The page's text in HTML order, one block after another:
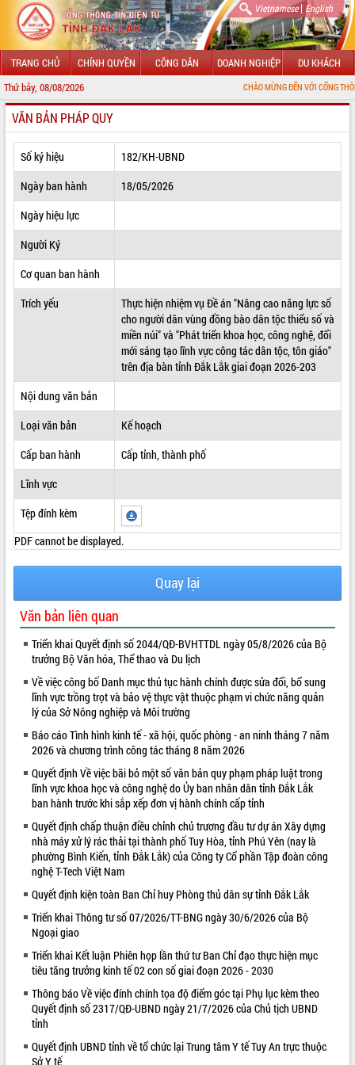
Vietnamese| English
TRANG CHỦ CHÍNH QUYỀN CÔNG DÂN DOANH NGHIỆP DU KHÁCH
Thứ bảy, 08/08/2026 CHÀO MỪNG ĐẾN VỚI CỔNG THÔNG TIN ĐIỆN
GIỚI THIỆU
LÃNH ĐẠO UBND TỈNH
TIN TỨC SỰ KIỆN
SỞ, BAN, NGÀNH
UBND CÁC XÃ, PHƯỜNG
THÔNG TIN CHỈ ĐẠO ĐIỀU HÀNH
HỆ THỐNG VĂN BẢN
QUY HOẠCH - KẾ HOẠCH
VIDEO
Khám bệnh, cấp phát thuốc miễn phí
và tặng quà người dân xã Cư Pui
Hội nghị UBND tỉnh Đắk Lắk thường kỳ
tháng 7/2026
Lễ truy tặng danh hiệu “Bà Mẹ Việt
Nam Anh hùng” và trao Huân chương
Lao động
UBND tỉnh Đắk Lắk triển khai nhiệm
vụ 6 tháng cuối năm 2026
Kỳ họp thứ Hai, Hội đồng nhân dân
ALBUM ẢNH
VĂN BẢN PHÁP QUY
Số ký hiệu
182/KH-UBND
Ngày ban hành
18/05/2026
Ngày hiệu lực
Người Ký
Cơ quan ban hành
Trích yếu
Thực hiện nhiệm vụ Đề án "Nâng cao năng lực số
cho người dân vùng đồng bào dân tộc thiểu số và
miền núi" và "Phát triển khoa học, công nghệ, đổi
mới sáng tạo lĩnh vực công tác dân tộc, tôn giáo"
trên địa bàn tỉnh Đắk Lắk giai đoạn 2026-203
Nội dung văn bản
Loại văn bản
Kế hoạch
Cấp ban hành
Cấp tỉnh, thành phố
Lĩnh vực
Tệp đính kèm
PDF cannot be displayed.
Quay lại
Văn bản liên quan
Triển khai Quyết định số 2044/QĐ-BVHTTDL ngày 05/8/2026 của Bộ
trưởng Bộ Văn hóa, Thể thao và Du lịch
Về việc công bố Danh mục thủ tục hành chính được sửa đổi, bổ sung
lĩnh vực trồng trọt và bảo vệ thực vật thuộc phạm vi chức năng quản
lý của Sở Nông nghiệp và Môi trường
Báo cáo Tình hình kinh tế - xã hội, quốc phòng - an ninh tháng 7 năm
2026 và chương trình công tác tháng 8 năm 2026
Quyết định Về việc bãi bỏ một số văn bản quy phạm pháp luật trong
lĩnh vực khoa học và công nghệ do Ủy ban nhân dân tỉnh Đắk Lắk
ban hành trước khi sắp xếp đơn vị hành chính cấp tỉnh
Quyết định chấp thuận điều chỉnh chủ trương đầu tư dự án Xây dựng
nhà máy xử lý rác thải tại thành phố Tuy Hòa, tỉnh Phú Yên (nay là
phường Bình Kiến, tỉnh Đắk Lắk) của Công ty Cổ phần Tập đoàn công
nghệ T-Tech Việt Nam
Quyết định kiện toàn Ban Chỉ huy Phòng thủ dân sự tỉnh Đắk Lắk
Triển khai Thông tư số 07/2026/TT-BNG ngày 30/6/2026 của Bộ
Ngoại giao
Triển khai Kết luận Phiên họp lần thứ tư Ban Chỉ đạo thực hiện mục
tiêu tăng trưởng kinh tế 02 con số giai đoạn 2026 - 2030
Thông báo Về việc đính chính tọa độ điểm góc tại Phụ lục kèm theo
Quyết định số 2317/QĐ-UBND ngày 21/7/2026 của Chủ tịch UBND
tỉnh
Quyết định UBND tỉnh về tổ chức lại Trung tâm Y tế Tuy An trực thuộc
Sở Y tế